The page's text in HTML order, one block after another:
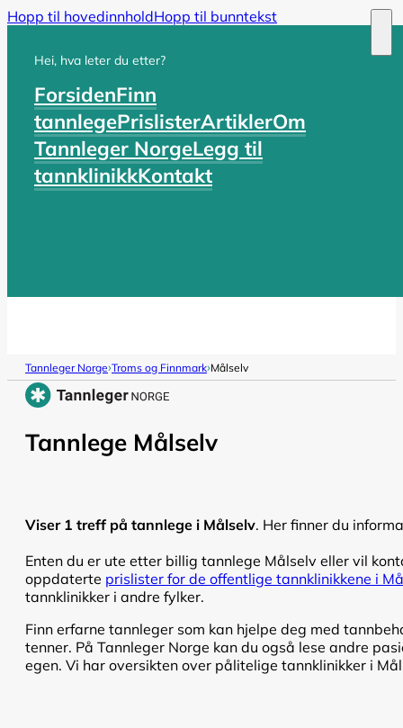
Hopp til hovedinnholdHopp til bunntekst
Hei, hva leter du etter?
ForsidenFinn
tannlegePrislisterArtiklerOm
Tannleger NorgeLegg til
tannklinikkKontakt
Tannleger Norge›Troms og Finnmark›Målselv
Tannlege Målselv
Viser 1 treff på tannlege i Målselv. Her finner du
Enten du er ute etter billig tannlege Målselv eller vil
oppdaterte prislister for de offentlige tannklinikkene i
tannklinikker i andre fylker.
Finn erfarne tannleger som kan hjelpe deg med
tenner. På Tannleger Norge kan du også lese andre
egen. Vi har oversikten over pålitelige tannklinikker i